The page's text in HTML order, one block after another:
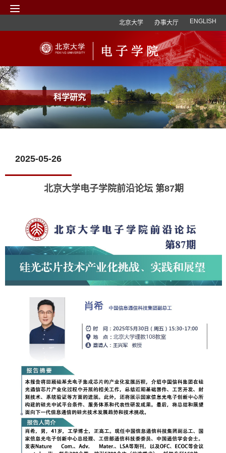
北京大学 办事大厅 ENGLISH
科学研究
2025-05-26
北京大学电子学院前沿论坛 第87期